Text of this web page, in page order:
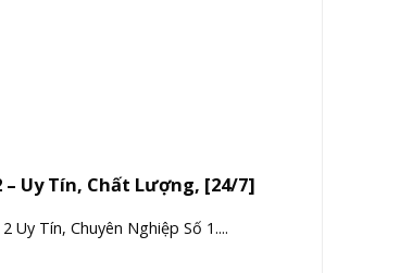
Uy Tín, Chất Lượng, [24/7]
Uy Tín, Chuyên Nghiệp Số 1....